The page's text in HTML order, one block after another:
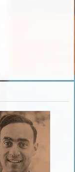
krypt rodu